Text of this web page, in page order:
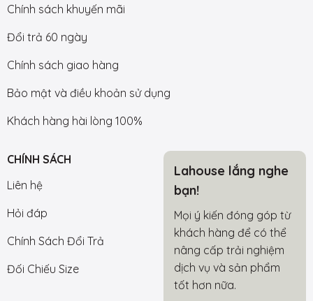
Chính sách khuyến mãi
Đổi trả 60 ngày
Chính sách giao hàng
Bảo mật và điều khoản sử dụng
Khách hàng hài lòng 100%
CHÍNH SÁCH
Liên hệ
Hỏi đáp
Chính Sách Đổi Trả
Đối Chiếu Size
Lahouse lắng nghe
bạn!
Mọi ý kiến đóng góp từ
khách hàng để có thể
nâng cấp trải nghiệm
dịch vụ và sản phẩm
tốt hơn nữa.